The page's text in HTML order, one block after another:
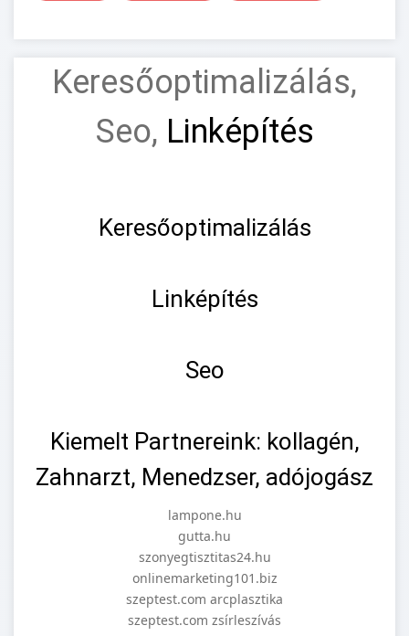
Keresőoptimalizálás,
Seo, Linképítés
Keresőoptimalizálás
Linképítés
Seo
Kiemelt Partnereink: kollagén,
Zahnarzt, Menedzser, adójogász
lampone.hu
gutta.hu
szonyegtisztitas24.hu
onlinemarketing101.biz
szeptest.com arcplasztika
szeptest.com zsírleszívás